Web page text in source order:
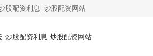
股配资利息_炒股配资网站